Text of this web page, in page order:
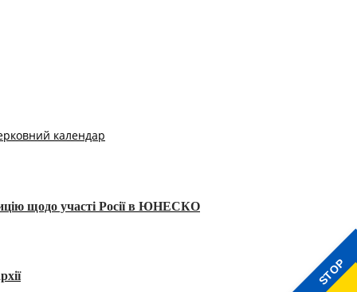
STOP
календар
щодо участі Росії в ЮНЕСКО